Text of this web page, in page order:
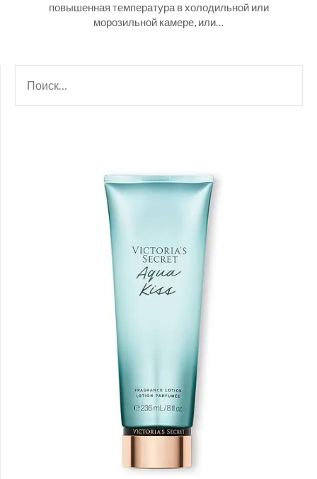
повышенная температура в холодильной или
морозильной камере, или…